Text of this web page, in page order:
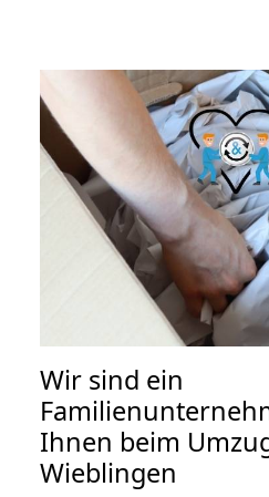
Wir sind ein
Ihnen beim
Wieblingen